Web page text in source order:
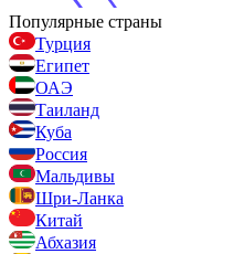
Популярные страны
Турция
Египет
ОАЭ
Таиланд
Куба
Россия
Мальдивы
Шри-Ланка
Китай
Абхазия